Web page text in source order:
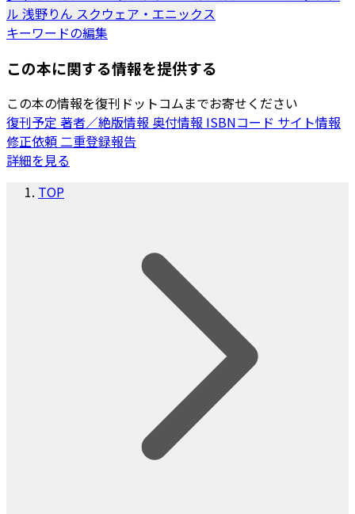
ル 浅野りん スクウェア・エニックス
キーワードの編集
この本に関する情報を提供する
この本の情報を復刊ドットコムまでお寄せください
復刊予定 著者／絶版情報 奥付情報 ISBNコード サイト情報
修正依頼 二重登録報告
詳細を見る
TOP